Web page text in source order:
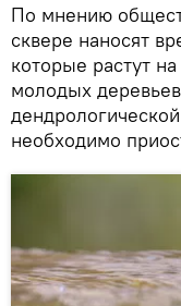
По мнению
сквере наносят
которые растут
молодых
необходимо